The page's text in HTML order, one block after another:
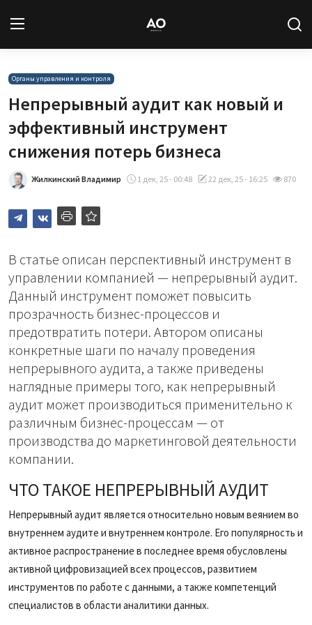
Вход
Новости
Статьи
Авторы
Архив
База знаний
Подписка
Органы управления и контроля
Непрерывный аудит как новый и
эффективный инструмент
снижения потерь бизнеса
Жилкинский Владимир 1 дек, 25 - 00:48 22 дек, 25 - 16:25 870
В статье описан перспективный инструмент в
управлении компанией — непрерывный аудит.
Данный инструмент поможет повысить
прозрачность бизнес-процессов и
предотвратить потери. Автором описаны
конкретные шаги по началу проведения
непрерывного аудита, а также приведены
наглядные примеры того, как непрерывный
аудит может производиться применительно к
различным бизнес-процессам — от
производства до маркетинговой деятельности
компании.
ЧТО ТАКОЕ НЕПРЕРЫВНЫЙ АУДИТ
Непрерывный аудит является относительно новым веянием во
внутреннем аудите и внутреннем контроле. Его популярность и
активное распространение в последнее время обусловлены
активной цифровизацией всех процессов, развитием
инструментов по работе с данными, а также компетенций
специалистов в области аналитики данных.